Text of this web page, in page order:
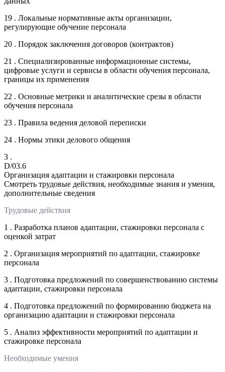
19 . Локальные нормативные акты организации,
регулирующие обучение персонала
20 . Порядок заключения договоров (контрактов)
21 . Специализированные информационные системы,
цифровые услуги и сервисы в области обучения персонала,
границы их применения
22 . Основные метрики и аналитические срезы в области
обучения персонала
23 . Правила ведения деловой переписки
24 . Нормы этики делового общения
3 .
D/03.6
Организация адаптации и стажировки персонала
Смотреть трудовые действия, необходимые знания и умения,
дополнительные сведения
Трудовые действия
1 . Разработка планов адаптации, стажировки персонала с
оценкой затрат
2 . Организация мероприятий по адаптации, стажировке
персонала
3 . Подготовка предложений по совершенствованию системы
адаптации, стажировки персонала
4 . Подготовка предложений по формированию бюджета на
организацию адаптации и стажировки персонала
5 . Анализ эффективности мероприятий по адаптации и
стажировке персонала
Необходимые умения